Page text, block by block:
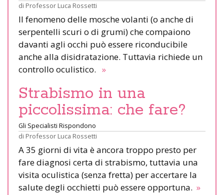
di Professor Luca Rossetti
Il fenomeno delle mosche volanti (o anche di
serpentelli scuri o di grumi) che compaiono
davanti agli occhi può essere riconducibile
anche alla disidratazione. Tuttavia richiede un
controllo oculistico. »
Strabismo in una
piccolissima: che fare?
Gli Specialisti Rispondono
di Professor Luca Rossetti
A 35 giorni di vita è ancora troppo presto per
fare diagnosi certa di strabismo, tuttavia una
visita oculistica (senza fretta) per accertare la
salute degli occhietti può essere opportuna. »